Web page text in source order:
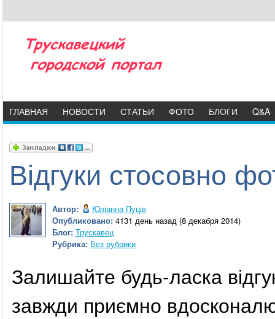
ГЛАВНАЯ НОВОСТИ СТАТЬИ ФОТО БЛОГИ Q&A
Відгуки стосовно
Автор:
Юліанна Пуців
Опубликовано: 4131 день назад (8 декабря 2014)
Блог: Трускавец
Рубрика: Без рубрики
Залишайте будь-ласка
завжди приємно